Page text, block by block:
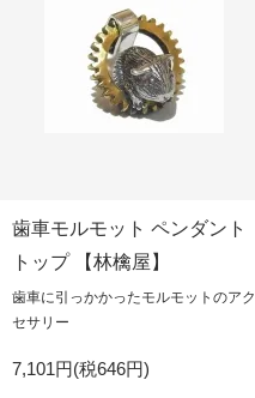
歯車モルモット ペンダント
トップ 【林檎屋】
歯車に引っかかったモルモットのアク
セサリー
7,101円(税646円)